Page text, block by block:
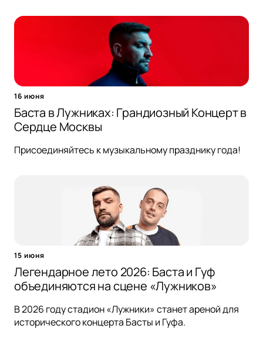
16 июня
Баста в Лужниках: Грандиозный Концерт в
Сердце Москвы
Присоединяйтесь к музыкальному празднику года!
15 июня
Легендарное лето 2026: Баста и Гуф
объединяются на сцене «Лужников»
В 2026 году стадион «Лужники» станет ареной для
исторического концерта Басты и Гуфа.